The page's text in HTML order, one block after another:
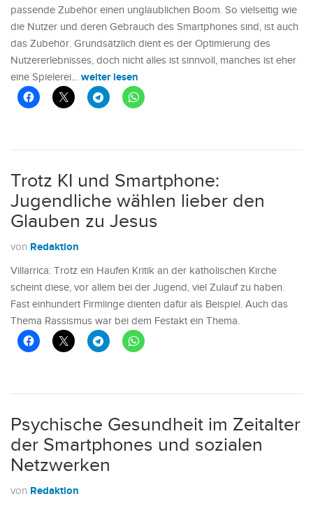
passende Zubehör einen unglaublichen Boom. So vielseitig wie
die Nutzer und deren Gebrauch des Smartphones sind, ist auch
das Zubehör. Grundsätzlich dient es der Optimierung des
Nutzererlebnisses, doch nicht alles ist sinnvoll, manches ist eher
eine Spielerei… weiter lesen
Trotz KI und Smartphone:
Jugendliche wählen lieber den
Glauben zu Jesus
von Redaktion
Villarrica: Trotz ein Haufen Kritik an der katholischen Kirche
scheint diese, vor allem bei der Jugend, viel Zulauf zu haben.
Fast einhundert Firmlinge dienten dafür als Beispiel. Auch das
Thema Rassismus war bei dem Festakt ein Thema.
Psychische Gesundheit im Zeitalter
der Smartphones und sozialen
Netzwerken
von Redaktion